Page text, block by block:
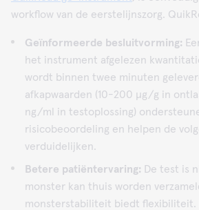
workflow van de eerstelijnszorg.
Geïnformeerde besluitvorming:
het instrument afgelezen
wordt binnen twee minuten
afkapwaarden (10-200 µg/g in
ng/ml in testoplossing)
risicobeoordeling en helpen de
verduidelijken.
Betere patiëntervaring: De test is
monster kan thuis worden
monsterstabiliteit biedt flexibiliteit.